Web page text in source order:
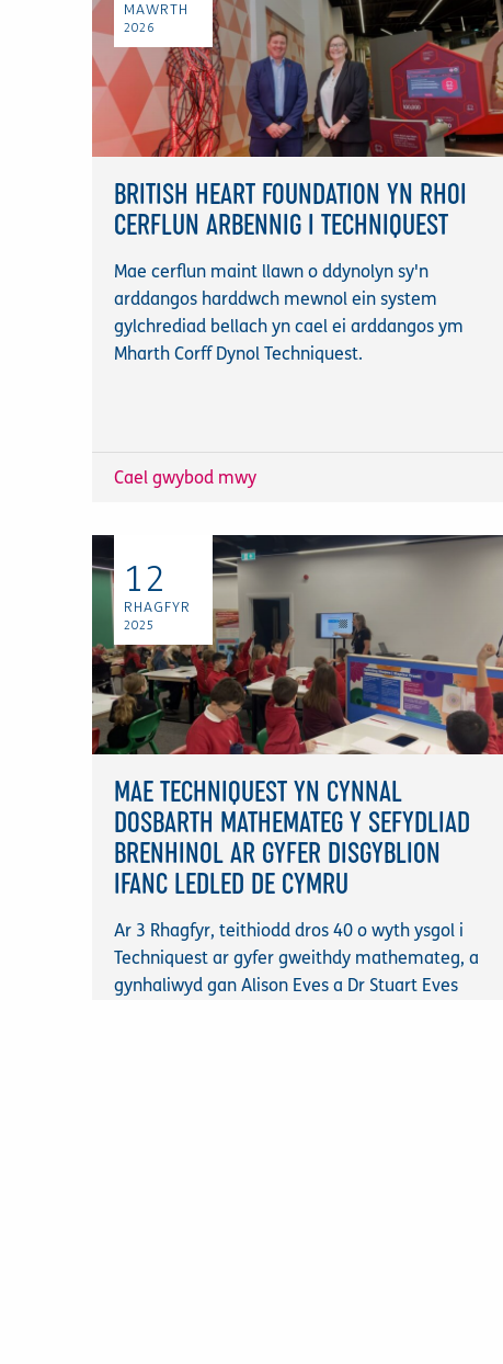
MAWRTH
2026
BRITISH HEART FOUNDATION YN RHOI
CERFLUN ARBENNIG I TECHNIQUEST
Mae cerflun maint llawn o ddynolyn sy'n
arddangos harddwch mewnol ein system
gylchrediad bellach yn cael ei arddangos ym
Mharth Corff Dynol Techniquest.
Cael gwybod mwy
12
RHAGFYR
2025
MAE TECHNIQUEST YN CYNNAL
DOSBARTH MATHEMATEG Y SEFYDLIAD
BRENHINOL AR GYFER DISGYBLION
IFANC LEDLED DE CYMRU
Ar 3 Rhagfyr, teithiodd dros 40 o wyth ysgol i
Techniquest ar gyfer gweithdy mathemateg, a
gynhaliwyd gan Alison Eves a Dr Stuart Eves